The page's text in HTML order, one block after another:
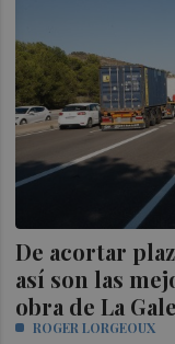
De acortar
así son las
obra de La
ROGER LORGEOUX